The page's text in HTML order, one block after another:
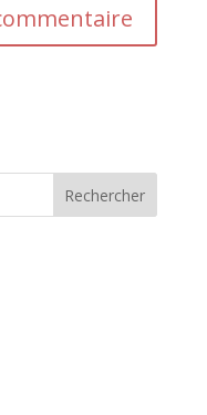
Rechercher